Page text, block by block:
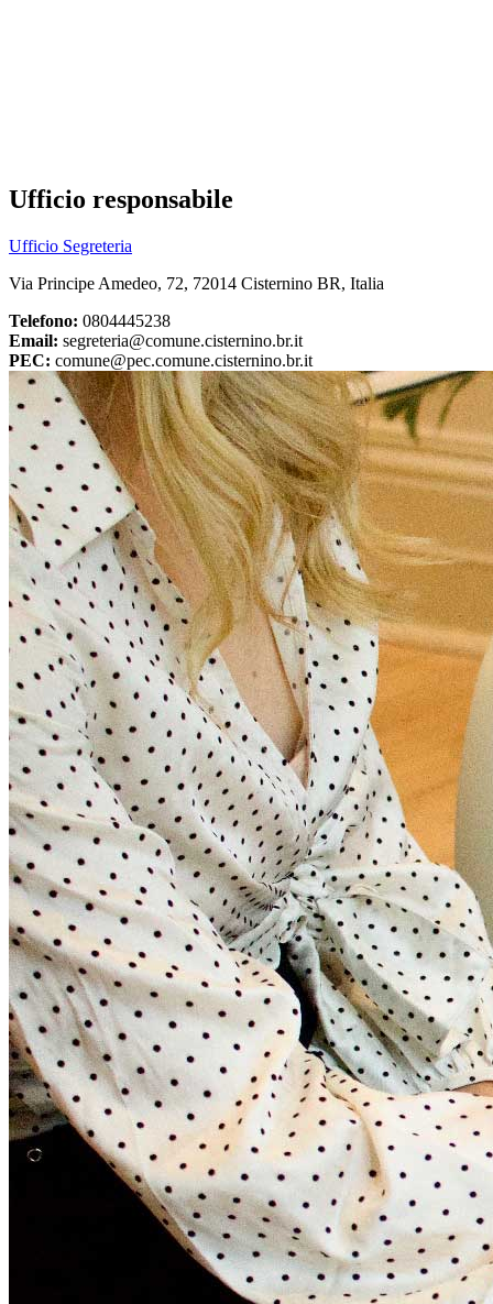
Ufficio responsabile
Ufficio Segreteria
Via Principe Amedeo, 72, 72014 Cisternino BR, Italia
Telefono: 0804445238
Email: segreteria@comune.cisternino.br.it
PEC: comune@pec.comune.cisternino.br.it